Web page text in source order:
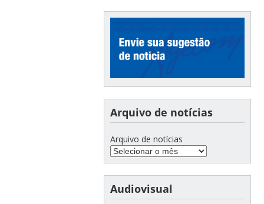
Arquivo de notícias
Arquivo de notícias
Audiovisual